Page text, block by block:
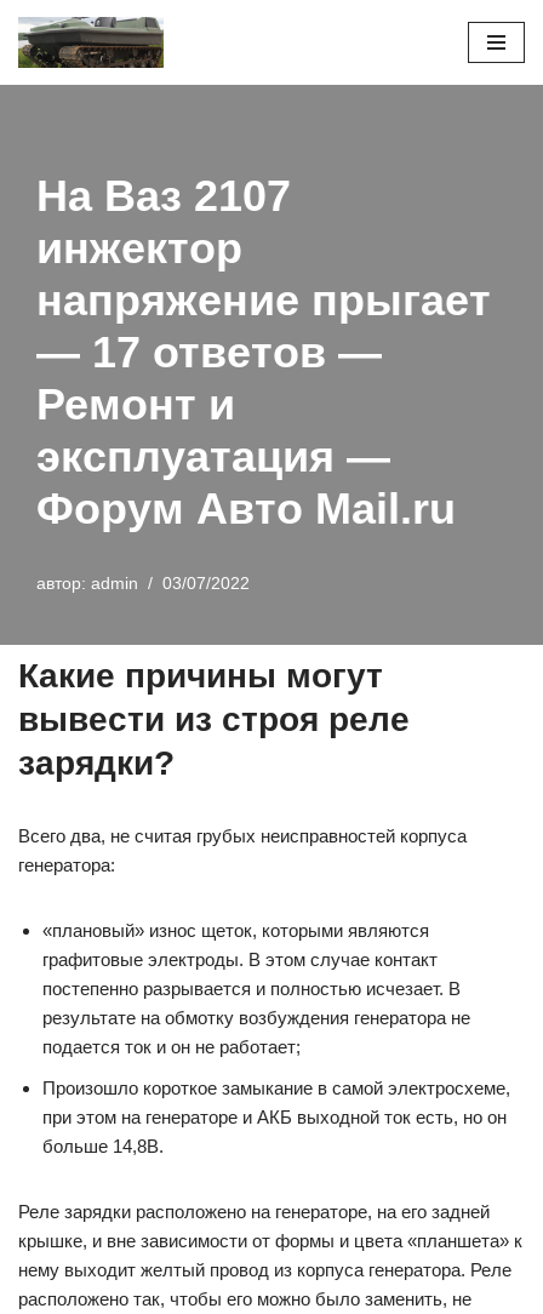
Перейти
На Ваз 2107
инжектор
напряжение прыгает
— 17 ответов —
Ремонт и
эксплуатация —
Форум Авто Mail.ru
автор: admin 03/07/2022
Какие причины могут
вывести из строя реле
зарядки?
Всего два, не считая грубых неисправностей корпуса
генератора:
«плановый» износ щеток, которыми являются
графитовые электроды. В этом случае контакт
постепенно разрывается и полностью исчезает. В
результате на обмотку возбуждения генератора не
подается ток и он не работает;
Произошло короткое замыкание в самой электросхеме,
при этом на генераторе и АКБ выходной ток есть, но он
больше 14,8В.
Реле зарядки расположено на генераторе, на его задней
крышке, и вне зависимости от формы и цвета «планшета» к
нему выходит желтый провод из корпуса генератора. Реле
расположено так, чтобы его можно было заменить, не